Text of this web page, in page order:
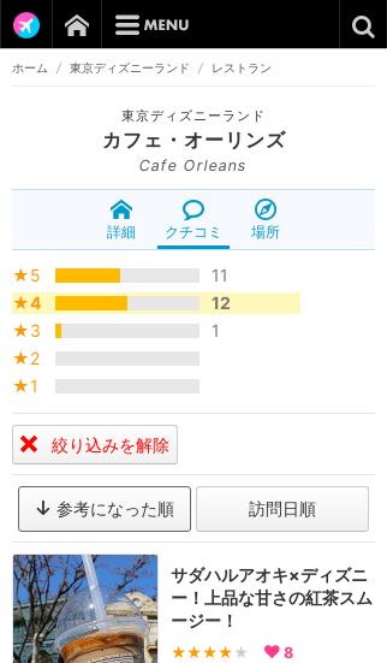
ホーム / 東京ディズニーランド / レストラン
東京ディズニーランド
カフェ・オーリンズ
Cafe Orleans
詳細 クチコミ 場所
★5
11
★4
12
★3
1
★2
★1
絞り込みを解除
参考になった順 訪問日順
サダハルアオキ×ディズニ
ー！上品な甘さの紅茶スム
ージー！
★★★★ ★ 8